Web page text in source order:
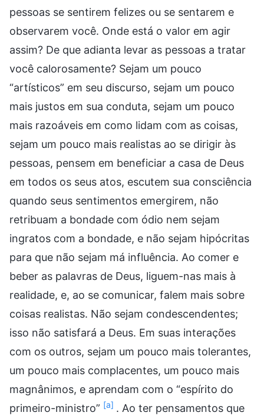
pessoas se sentirem felizes ou se sentarem e
observarem você. Onde está o valor em agir
assim? De que adianta levar as pessoas a tratar
você calorosamente? Sejam um pouco
“artísticos” em seu discurso, sejam um pouco
mais justos em sua conduta, sejam um pouco
mais razoáveis em como lidam com as coisas,
sejam um pouco mais realistas ao se dirigir às
pessoas, pensem em beneficiar a casa de Deus
em todos os seus atos, escutem sua consciência
quando seus sentimentos emergirem, não
retribuam a bondade com ódio nem sejam
ingratos com a bondade, e não sejam hipócritas
para que não sejam má influência. Ao comer e
beber as palavras de Deus, liguem-nas mais à
realidade, e, ao se comunicar, falem mais sobre
coisas realistas. Não sejam condescendentes;
isso não satisfará a Deus. Em suas interações
com os outros, sejam um pouco mais tolerantes,
um pouco mais complacentes, um pouco mais
magnânimos, e aprendam com o “espírito do
primeiro-ministro” [a] . Ao ter pensamentos que